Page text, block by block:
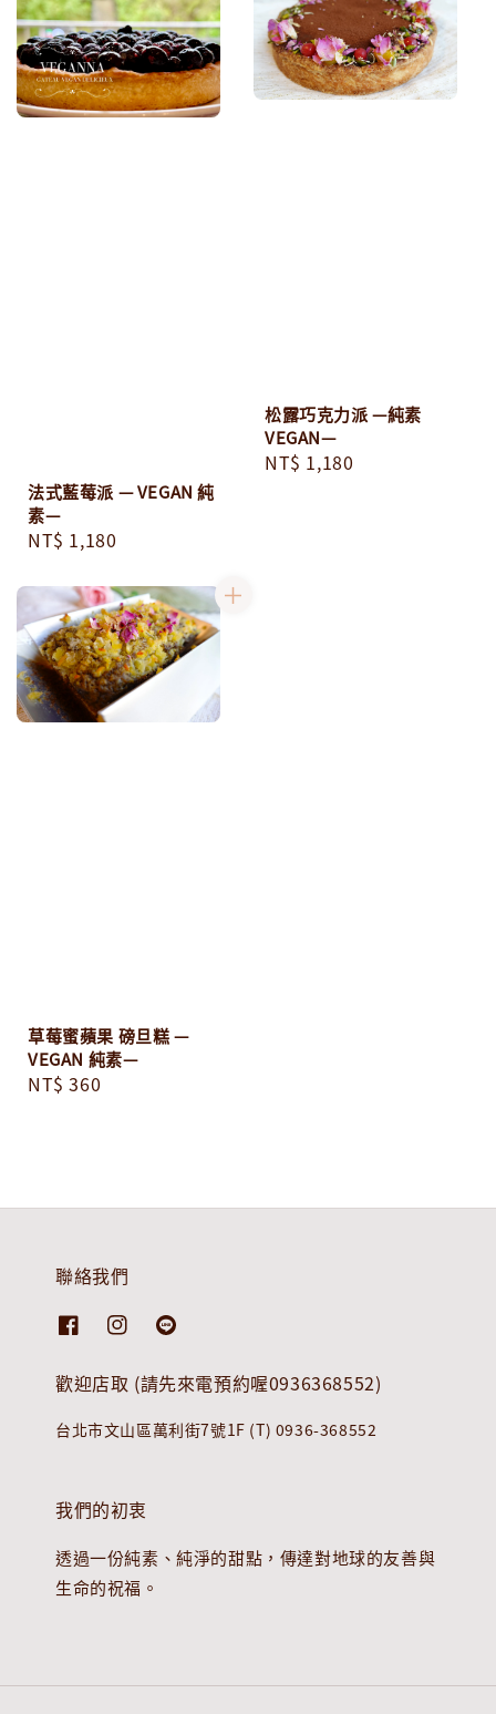
法式藍莓派 — VEGAN 純
素—
Regular
NT$ 1,180
松露巧克力派 —純素
VEGAN—
Regular
NT$ 1,180
草莓蜜蘋果 磅旦糕 —
VEGAN 純素—
Regular
NT$ 360
聯絡我們
歡迎店取 (請先來電預約喔0936368552)
台北市文山區萬利街7號1F (T) 0936-368552
我們的初衷
透過一份純素、純淨的甜點，傳達對地球的友善與
生命的祝福。